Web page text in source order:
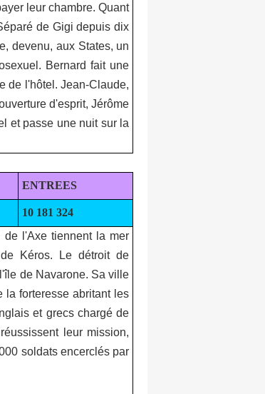
leur chambre. Quant
de Gigi depuis dix
devenu, aux States, un
Bernard fait une
de l'hôtel. Jean-Claude,
d'esprit, Jérôme
et passe une nuit sur la
ENTREES
10 181 324
de l'Axe tiennent la mer
Kéros. Le détroit de
de Navarone. Sa ville
la forteresse abritant les
et grecs chargé de
leur mission,
soldats encerclés par